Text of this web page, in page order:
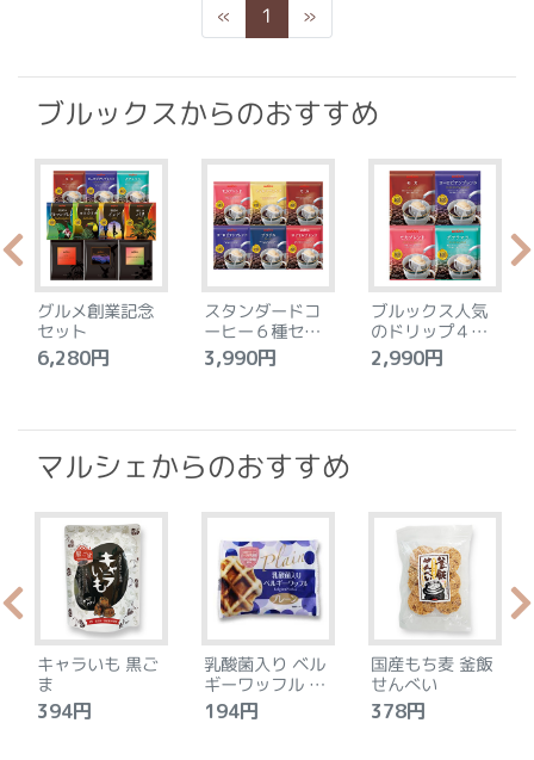
« Previous
1 »Next
ブルックスからのおすすめ
グルメ創業記念
セット
6,280円
スタンダードコ
ーヒー６種セッ
ト
3,990円
ブルックス人気
のドリップ４種
セット
2,990円
マルシェからのおすすめ
キャラいも 黒ご
ま
394円
乳酸菌入り ベル
ギーワッフル プ
レーン
194円
国産もち麦 釜飯
せんべい
378円